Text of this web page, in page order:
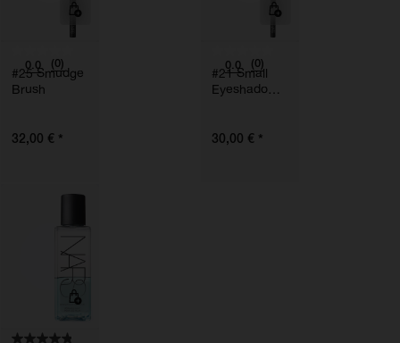
0.0 (0)
#25 Smudge
Brush
32,00 € *
0.0 (0)
#21 Small
Eyeshadow
30,00 € *